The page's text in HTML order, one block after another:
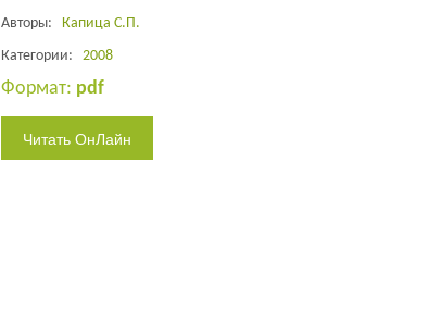
Авторы:
Капица С.П.
Категории: 2008
Формат: pdf